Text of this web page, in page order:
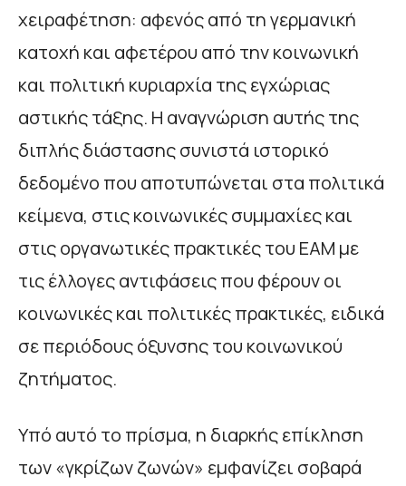
χειραφέτηση: αφενός από τη γερμανική
κατοχή και αφετέρου από την κοινωνική
και πολιτική κυριαρχία της εγχώριας
αστικής τάξης. Η αναγνώριση αυτής της
διπλής διάστασης συνιστά ιστορικό
δεδομένο που αποτυπώνεται στα πολιτικά
κείμενα, στις κοινωνικές συμμαχίες και
στις οργανωτικές πρακτικές του ΕΑΜ με
τις έλλογες αντιφάσεις που φέρουν οι
κοινωνικές και πολιτικές πρακτικές, ειδικά
σε περιόδους όξυνσης του κοινωνικού
ζητήματος.
Υπό αυτό το πρίσμα, η διαρκής επίκληση
των «γκρίζων ζωνών» εμφανίζει σοβαρά